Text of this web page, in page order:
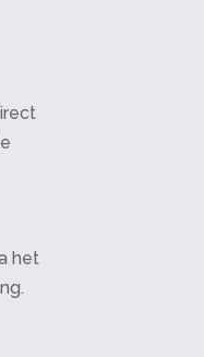
het